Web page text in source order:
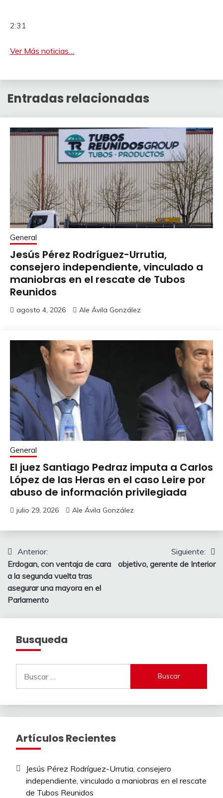
2:31
Ver Más noticias…
Entradas relacionadas
General
Jesús Pérez Rodríguez-Urrutia,
consejero independiente, vinculado a
maniobras en el rescate de Tubos
Reunidos
agosto 4, 2026 Ale Ávila González
General
El juez Santiago Pedraz imputa a Carlos
López de las Heras en el caso Leire por
abuso de información privilegiada
julio 29, 2026 Ale Ávila González
Navegación
de
entradas
Anterior:
Erdogan, con ventaja de cara
a la segunda vuelta tras
asegurar una mayora en el
Parlamento
Siguiente:
objetivo, gerente de Interior
Busqueda
Artículos Recientes
Jesús Pérez Rodríguez-Urrutia, consejero
independiente, vinculado a maniobras en el rescate
de Tubos Reunidos